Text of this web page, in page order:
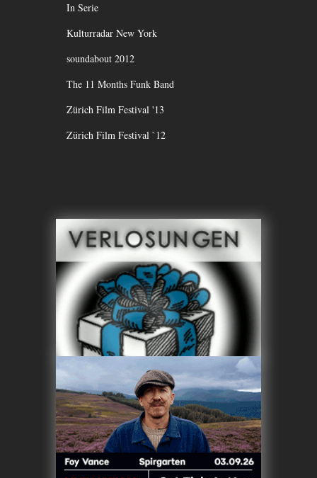
In Serie
Kulturradar New York
soundabout 2012
The 11 Months Funk Band
Zürich Film Festival '13
Zürich Film Festival `12